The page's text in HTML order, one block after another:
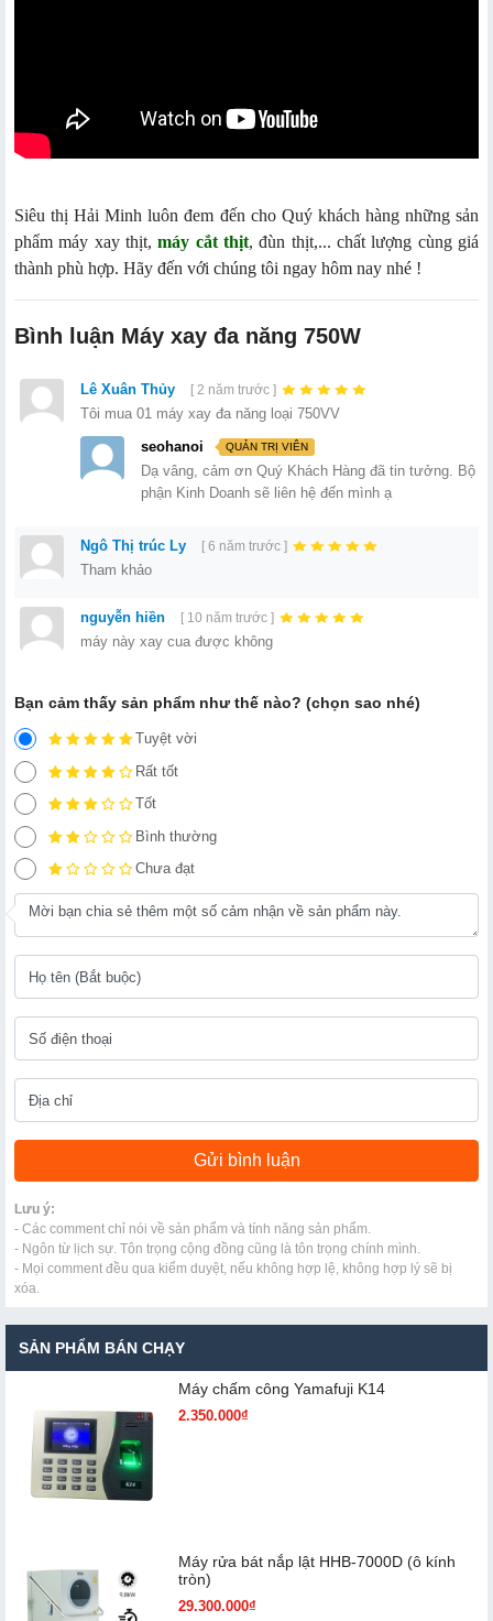
Siêu thị Hải Minh luôn đem đến cho Quý khách hàng những sản
phẩm máy xay thịt,máy cắt thịt, đùn thịt,... chất lượng cùng giá
thành phù hợp. Hãy đến với chúng tôi ngay hôm nay nhé !
Bình luận Máy xay đa năng 750W
Lê Xuân Thủy [ 2 năm trước ]
Tôi mua 01 máy xay đa năng loại 750VV
seohanoi
QUẢN TRỊ VIÊN
Dạ vâng, cảm ơn Quý Khách Hàng đã tin tưởng. Bộ
phận Kinh Doanh sẽ liên hệ đến mình ạ
Ngô Thị trúc Ly [ 6 năm trước ]
Tham khảo
nguyễn hiền [ 10 năm trước ]
máy này xay cua được không
Bạn cảm thấy sản phẩm như thế nào? (chọn sao nhé)
Tuyệt vời
Rất tốt
Tốt
Bình thường
Chưa đạt
Lưu ý:
- Các comment chỉ nói về sản phẩm và tính năng sản phẩm.
- Ngôn từ lịch sự. Tôn trọng cộng đồng cũng là tôn trọng chính mình.
- Mọi comment đều qua kiểm duyệt, nếu không hợp lệ, không hợp lý sẽ bị
xóa.
SẢN PHẨM BÁN CHẠY
Máy chấm cô​ng Yamafuji K14
2.350.000₫
Máy rửa bát nắp lật HHB-7000D (ô kính
tròn)
29.300.000₫